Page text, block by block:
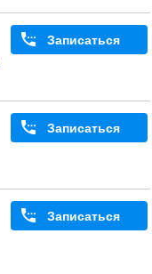
Записаться
Записаться
Записаться